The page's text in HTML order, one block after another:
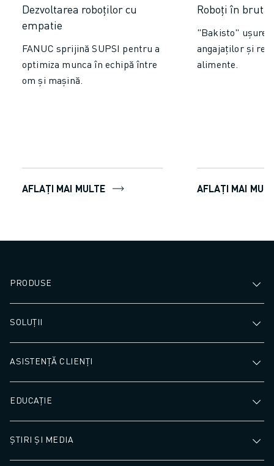
Dezvoltarea roboților cu
empatie
FANUC sprijină SUPSI pentru a
optimiza munca în echipă între
om și mașină.
AFLAȚI MAI MULTE
Roboți în
"Bakisto"
angajaților și
alimente.
AFLAȚI MAI
PRODUSE
SOLUȚII
ASISTENȚĂ CLIENȚI
EDUCAȚIE
ȘTIRI ȘI MEDIA